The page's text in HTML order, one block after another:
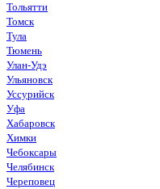
Тольятти
Томск
Тула
Тюмень
Улан-Удэ
Ульяновск
Уссурийск
Уфа
Хабаровск
Химки
Чебоксары
Челябинск
Череповец